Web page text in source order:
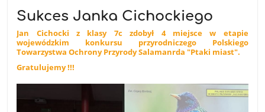
Sukces Janka Cichockiego
Jan Cichocki z klasy 7c zdobył 4 miejsce w etapie
wojewódzkim konkursu przyrodniczego Polskiego
Towarzystwa Ochrony Przyrody Salamanrda "Ptaki miast".
Gratulujemy !!!